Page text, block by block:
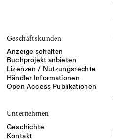
Geschäftskunden
Anzeige schalten
Buchprojekt anbieten
Lizenzen / Nutzungsrechte
Händler Informationen
Open Access Publikationen
Unternehmen
Geschichte
Kontakt